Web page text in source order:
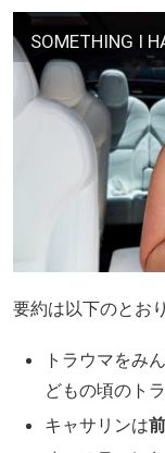
SOMETHING I
要約は以下のとお
トラウマをみ
どもの頃のト
キャサリンは